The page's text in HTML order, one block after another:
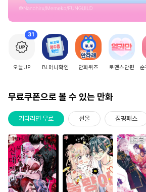
31
오늘UP BL머니확인 만화퀴즈 로맨스단편 순
무료쿠폰으로 볼 수 있는 만화
기다리면 무료 선물 점핑패스